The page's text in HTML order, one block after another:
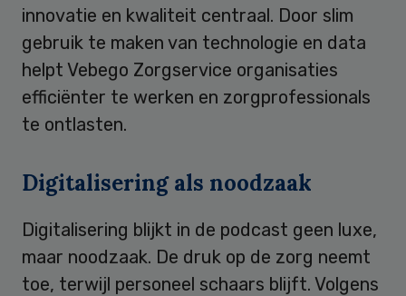
innovatie en kwaliteit centraal. Door slim
gebruik te maken van technologie en data
helpt Vebego Zorgservice organisaties
efficiënter te werken en zorgprofessionals
te ontlasten.
Digitalisering als noodzaak
Digitalisering blijkt in de podcast geen luxe,
maar noodzaak. De druk op de zorg neemt
toe, terwijl personeel schaars blijft. Volgens